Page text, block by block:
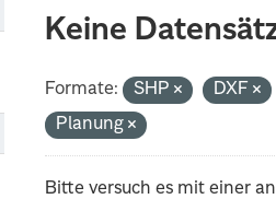
Keine
Formate: SHP DXF
Planung
Bitte versuch es mit einer